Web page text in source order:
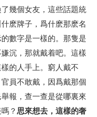
幾個女友，這些話題統
麽牌子，爲什麽那麽名
數字是一樣的。那隻是
沉，那就戴着吧。這樣
的人手上。窮人戴不
員不敢戴，因爲戴那個
報，查一查是從哪裏來
？ 思來想去，這樣的奢